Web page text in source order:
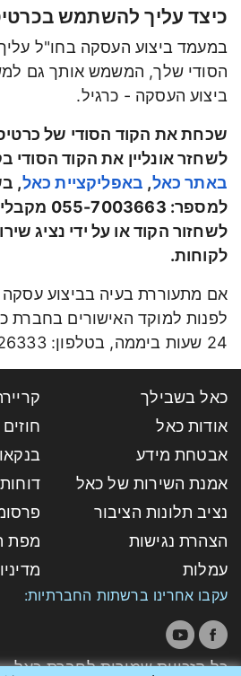
כיצד עליך להשתמש
במעמד ביצוע העסקה בחו"ל
הסודי שלך, המשמש אותך גם
ביצוע העסקה - כרגיל.
שכחת את הקוד הסודי של
לשחזר אונליין את הקוד הסודי
באתר כאל, באפליקציית כאל,
למספר:
לשחזור הקוד או על ידי נציג
לקוחות.
אם מתעוררת בעיה בביצוע עסקה
לפנות למוקד האישורים בחברת
24 שעות ביממה, בטלפון: 972-3-5726333+
כאל בשבילך
אודות כאל
אבטחת מידע
אמנת השירות של כאל
נציב תלונות הציבור
הצהרת נגישות
מפת
עמלות
עקבו אחרינו ברשתות החברתיות:
כל הזכויות שמורות לחברת כאל